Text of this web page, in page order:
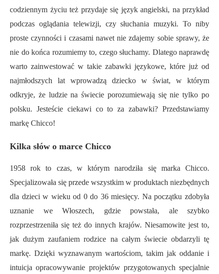
codziennym życiu też przydaje się język angielski, na przykład
podczas oglądania telewizji, czy słuchania muzyki. To niby
proste czynności i czasami nawet nie zdajemy sobie sprawy, że
nie do końca rozumiemy to, czego słuchamy. Dlatego naprawdę
warto zainwestować w takie zabawki językowe, które już od
najmłodszych lat wprowadzą dziecko w świat, w którym
odkryje, że ludzie na świecie porozumiewają się nie tylko po
polsku. Jesteście ciekawi co to za zabawki? Przedstawiamy
markę Chicco!
Kilka słów o marce Chicco
1958 rok to czas, w którym narodziła się marka Chicco.
Specjalizowała się przede wszystkim w produktach niezbędnych
dla dzieci w wieku od 0 do 36 miesięcy. Na początku zdobyła
uznanie we Włoszech, gdzie powstała, ale szybko
rozprzestrzeniła się też do innych krajów. Niesamowite jest to,
jak dużym zaufaniem rodzice na całym świecie obdarzyli tę
markę. Dzięki wyznawanym wartościom, takim jak oddanie i
intuicja opracowywanie projektów przygotowanych specjalnie